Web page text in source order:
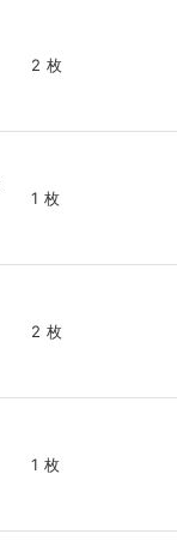
2 枚
1 枚
2 枚
1 枚